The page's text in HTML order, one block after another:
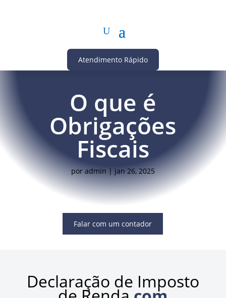
Atendimento Rápido
O que é
Obrigações
Fiscais
poradmin|jan 26, 2025
Falar com um contador
Declaração de Imposto